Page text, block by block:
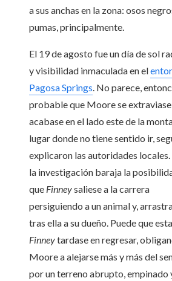
a sus anchas en la zona: osos
pumas, principalmente.
El 19 de agosto fue un día de sol
y visibilidad inmaculada en el
Pagosa Springs. No parece,
probable que Moore se
acabase en el lado este de la
lugar donde no tiene sentido ir,
explicaron las autoridades
la investigación baraja la
que Finneysaliese a la carrera
persiguiendo a un animal y,
tras ella a su dueño. Puede que
Finneytardase en regresar,
Moore a alejarse más y más del
por un terreno abrupto, empinado